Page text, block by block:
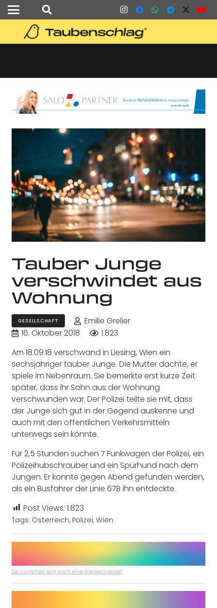
Tauber Junge
verschwindet aus
Wohnung
GESELLSCHAFT
Emilie Grelier
16. Oktober 2018
1.823
Am 18.09.18 verschwand in Liesing, Wien ein
sechsjähriger tauber Junge. Die Mutter dachte, er
spiele im Nebenraum. Sie bemerkte erst kurze Zeit
später, dass ihr Sohn aus der Wohnung
verschwunden war. Der Polizei teilte sie mit, dass
der Junge sich gut in der Gegend auskenne und
auch mit den öffentlichen Verkehrsmitteln
unterwegs sein könnte.
Für 2,5 Stunden suchen 7 Funkwagen der Polizei, ein
Polizeihubschrauber und ein Spürhund nach dem
Jungen. Er konnte gegen Abend gefunden werden,
als ein Busfahrer der Linie 67B ihn entdeckte.
Post Views: 1.823
Tags: Österreich, Polizei, Wien
Sie wünschen sich auch eine Werbeanzeige?